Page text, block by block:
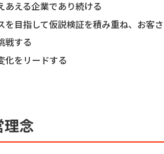
あえる企業であり続ける
を目指して仮説検証を積み重ね、お客
戦する
化をリードする
理念